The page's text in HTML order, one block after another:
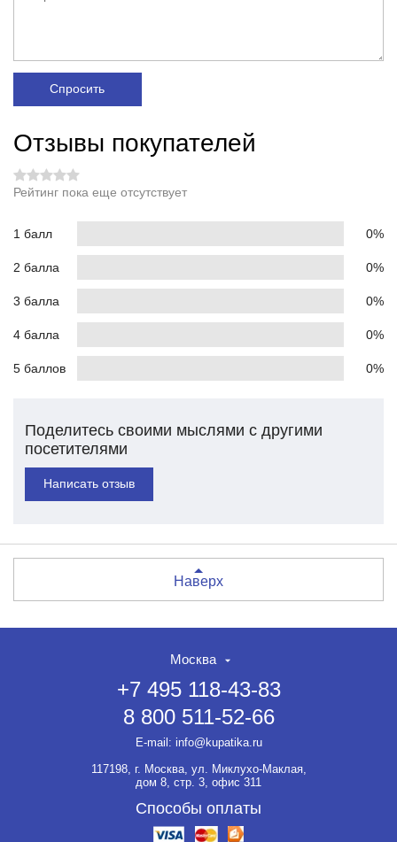
НЕТ СКИДКИ НА ТОВАР?!
ОФОРМЛЯЙТЕ ЗАКАЗ И
ВЫ ПОЛУЧИТЕ ЕЁ ДО 20%
Если товар не участвует ни в
какой акции, оформляйте
заказ и мы предоставим на
него скидку до 20%.
Спросить
Отзывы покупателей
Рейтинг пока еще отсутствует
1 балл 0%
2 балла 0%
3 балла 0%
4 балла 0%
5 баллов 0%
Поделитесь своими мыслями с другими
посетителями
Написать отзыв
Наверх
Москва
+7 495 118-43-83
8 800 511-52-66
E-mail: info@kupatika.ru
117198, г. Москва, ул. Миклухо-Маклая,
дом 8, стр. 3, офис 311
Способы оплаты